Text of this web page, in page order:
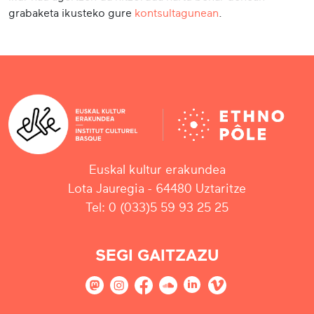
grabaketa ikusteko gure kontsultagunean
Euskal kultur erakundea
Lota Jauregia - 64480 Uztaritze
Tel: 0 (033)5 59 93 25 25
SEGI GAITZAZU